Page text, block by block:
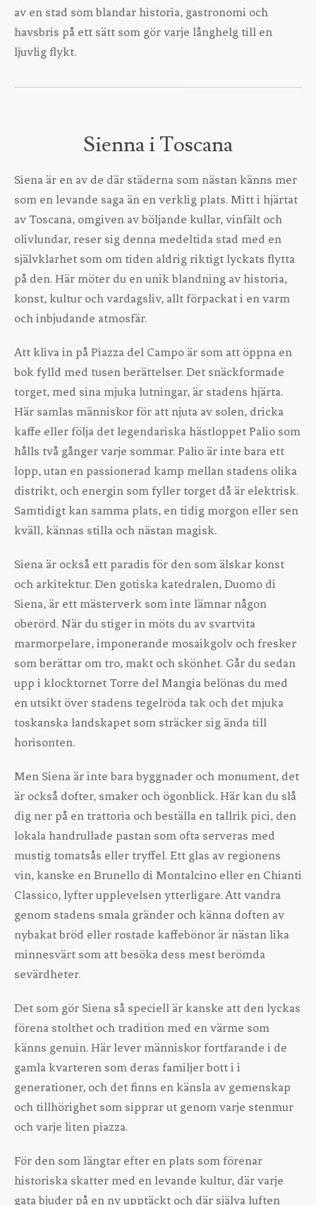
av en stad som blandar historia, gastronomi och
havsbris på ett sätt som gör varje långhelg till en
ljuvlig flykt.
Sienna i Toscana
Siena är en av de där städerna som nästan känns mer
som en levande saga än en verklig plats. Mitt i hjärtat
av Toscana, omgiven av böljande kullar, vinfält och
olivlundar, reser sig denna medeltida stad med en
självklarhet som om tiden aldrig riktigt lyckats flytta
på den. Här möter du en unik blandning av historia,
konst, kultur och vardagsliv, allt förpackat i en varm
och inbjudande atmosfär.
Att kliva in på Piazza del Campo är som att öppna en
bok fylld med tusen berättelser. Det snäckformade
torget, med sina mjuka lutningar, är stadens hjärta.
Här samlas människor för att njuta av solen, dricka
kaffe eller följa det legendariska hästloppet Palio som
hålls två gånger varje sommar. Palio är inte bara ett
lopp, utan en passionerad kamp mellan stadens olika
distrikt, och energin som fyller torget då är elektrisk.
Samtidigt kan samma plats, en tidig morgon eller sen
kväll, kännas stilla och nästan magisk.
Siena är också ett paradis för den som älskar konst
och arkitektur. Den gotiska katedralen, Duomo di
Siena, är ett mästerverk som inte lämnar någon
oberörd. När du stiger in möts du av svartvita
marmorpelare, imponerande mosaikgolv och fresker
som berättar om tro, makt och skönhet. Går du sedan
upp i klocktornet Torre del Mangia belönas du med
en utsikt över stadens tegelröda tak och det mjuka
toskanska landskapet som sträcker sig ända till
horisonten.
Men Siena är inte bara byggnader och monument, det
är också dofter, smaker och ögonblick. Här kan du slå
dig ner på en trattoria och beställa en tallrik pici, den
lokala handrullade pastan som ofta serveras med
mustig tomatsås eller tryffel. Ett glas av regionens
vin, kanske en Brunello di Montalcino eller en Chianti
Classico, lyfter upplevelsen ytterligare. Att vandra
genom stadens smala gränder och känna doften av
nybakat bröd eller rostade kaffebönor är nästan lika
minnesvärt som att besöka dess mest berömda
sevärdheter.
Det som gör Siena så speciell är kanske att den lyckas
förena stolthet och tradition med en värme som
känns genuin. Här lever människor fortfarande i de
gamla kvarteren som deras familjer bott i i
generationer, och det finns en känsla av gemenskap
och tillhörighet som sipprar ut genom varje stenmur
och varje liten piazza.
För den som längtar efter en plats som förenar
historiska skatter med en levande kultur, där varje
gata bjuder på en ny upptäckt och där själva luften